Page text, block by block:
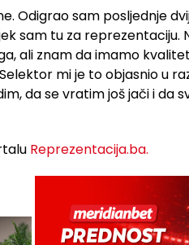
Odigrao sam posljednje
sam tu za reprezentaciju.
ali znam da imamo
mi je to objasnio u
da se vratim još jači i da
Reprezentacija.ba.